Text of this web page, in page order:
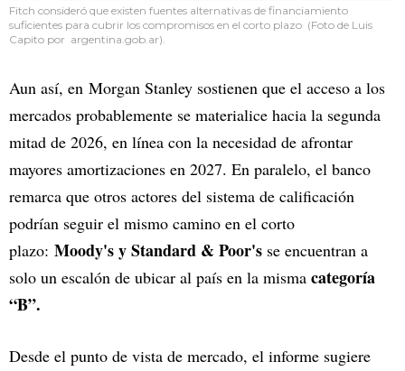
Fitch consideró que existen fuentes alternativas de financiamiento
suficientes para cubrir los compromisos en el corto plazo (Foto de Luis
Capito por argentina.gob.ar).
Aun así, en Morgan Stanley sostienen que el acceso a los
mercados probablemente se materialice hacia la segunda
mitad de 2026, en línea con la necesidad de afrontar
mayores amortizaciones en 2027. En paralelo, el banco
remarca que otros actores del sistema de calificación
podrían seguir el mismo camino en el corto
plazo: Moody's y Standard & Poor's se encuentran a
solo un escalón de ubicar al país en la misma categoría
“B”.
Desde el punto de vista de mercado, el informe sugiere